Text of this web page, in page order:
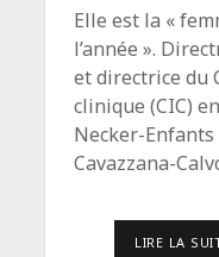
Elle est la «
l’année ».
et directrice du
clinique (CIC)
Necker-
Cavazzana-
LIRE LA